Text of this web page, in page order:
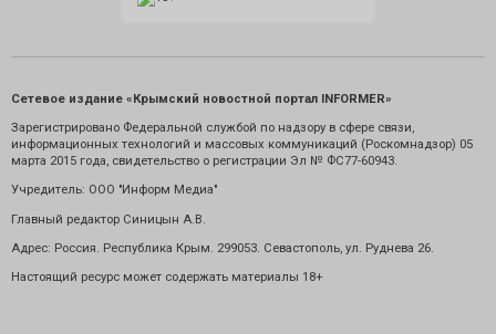
Сетевое издание «Крымский новостной портал INFORMER»
Зарегистрировано Федеральной службой по надзору в сфере связи,
информационных технологий и массовых коммуникаций (Роскомнадзор) 05
марта 2015 года, свидетельство о регистрации Эл № ФС77-60943.
Учредитель: ООО "Информ Медиа"
Главный редактор Синицын А.В.
Адрес: Россия. Республика Крым. 299053. Севастополь, ул. Руднева 26.
Настоящий ресурс может содержать материалы 18+